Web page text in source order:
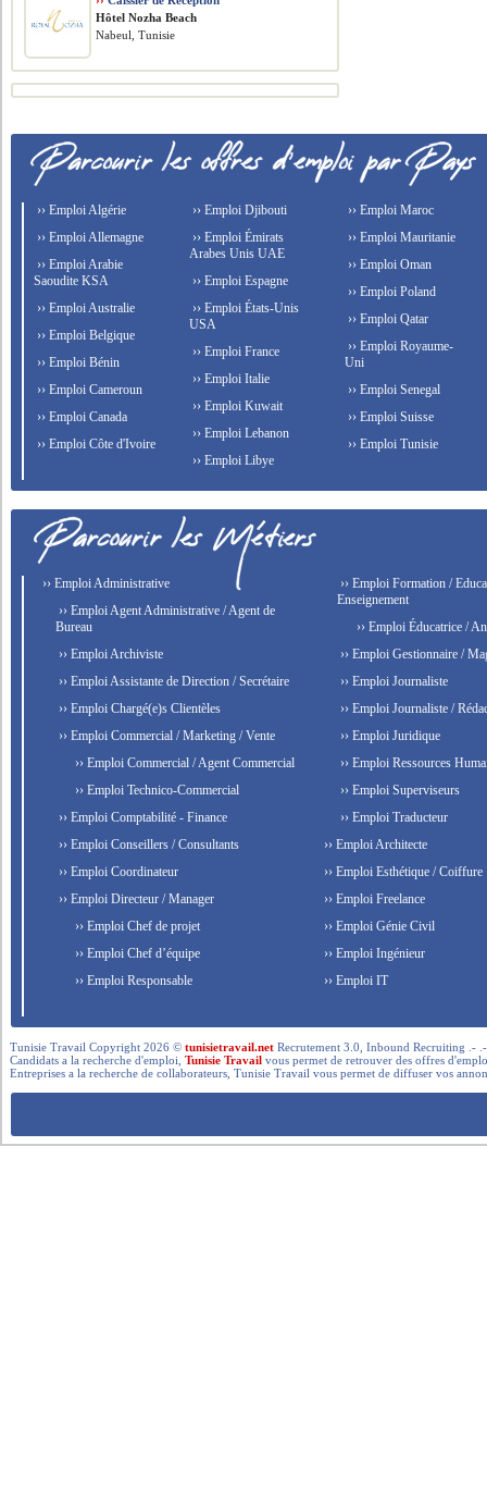
Hôtel Nozha Beach
Nabeul, Tunisie
›› Emploi Algérie
›› Emploi Allemagne
›› Emploi Arabie
Saoudite KSA
›› Emploi Australie
›› Emploi Belgique
›› Emploi Bénin
›› Emploi Cameroun
›› Emploi Canada
›› Emploi Côte d'Ivoire
›› Emploi Djibouti
›› Emploi Émirats
Arabes Unis UAE
›› Emploi Espagne
›› Emploi États-Unis
USA
›› Emploi France
›› Emploi Italie
›› Emploi Kuwait
›› Emploi Lebanon
›› Emploi Libye
›› Emploi Maroc
›› Emploi Mauritanie
›› Emploi Oman
›› Emploi Poland
›› Emploi Qatar
›› Emploi Royaume-
Uni
›› Emploi Senegal
›› Emploi Suisse
›› Emploi Tunisie
›› Emploi Administrative
›› Emploi Agent Administrative / Agent de
Bureau
›› Emploi Archiviste
›› Emploi Assistante de Direction / Secrétaire
›› Emploi Chargé(e)s Clientèles
›› Emploi Commercial / Marketing / Vente
›› Emploi Commercial / Agent Commercial
›› Emploi Technico-Commercial
›› Emploi Comptabilité - Finance
›› Emploi Conseillers / Consultants
›› Emploi Coordinateur
›› Emploi Directeur / Manager
›› Emploi Chef de projet
›› Emploi Chef d’équipe
›› Emploi Responsable
›› Emploi Formation /
Enseignement
›› Emploi Éducatrice /
›› Emploi Gestionnaire /
›› Emploi Journaliste
›› Emploi Journaliste /
›› Emploi Juridique
›› Emploi Ressources
›› Emploi Superviseurs
›› Emploi Traducteur
›› Emploi Architecte
›› Emploi Esthétique / Coiffure
›› Emploi Freelance
›› Emploi Génie Civil
›› Emploi Ingénieur
›› Emploi IT
Tunisie Travail Copyright 2026 ©tunisietravail.net Recrutement 3.0, Inbound Recruiting .-
Candidats a la recherche d'emploi,Tunisie Travail vous permet de retrouver des offres
Entreprises a la recherche de collaborateurs, Tunisie Travail vous permet de diffuser vos